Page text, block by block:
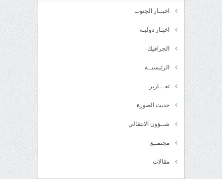
اخبــار الجنوب
اخبـار دوليـة
الجرافيك
الرئيسيــة
تقـــارير
حديث الصورة
شــؤون الانتقالي
مجتمــع
مقالات